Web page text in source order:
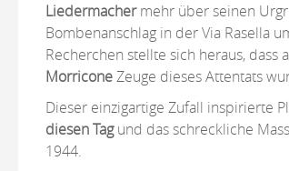
Liedermachermehr über seinen
Bombenanschlag in der Via Rasella
Recherchen stellte sich heraus,
MorriconeZeuge dieses Attentats
Dieser einzigartige Zufall inspirierte
diesen Tagund das schreckliche
1944.